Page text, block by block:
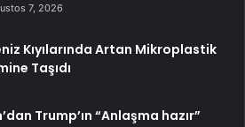
7, 2026
Kıyılarında Artan Mikroplastik
Taşıdı
Trump’ın “Anlaşma hazır”